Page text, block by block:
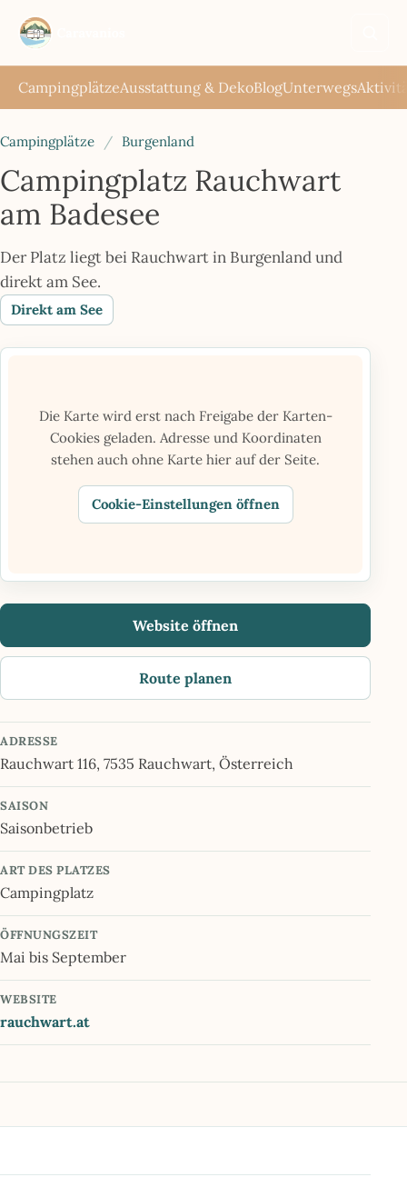
CampingplätzeAusstattung & DekoBlogUnterwegs
Campingplätze / Burgenland
Campingplatz Rauchwart
am Badesee
Der Platz liegt bei Rauchwart in Burgenland und
direkt am See.
Direkt am See
Die Karte wird erst nach Freigabe der Karten-
Cookies geladen. Adresse und Koordinaten
stehen auch ohne Karte hier auf der Seite.
Cookie-Einstellungen öffnen
Website öffnen
Route planen
ADRESSE
Rauchwart 116, 7535 Rauchwart, Österreich
SAISON
Saisonbetrieb
ART DES PLATZES
Campingplatz
ÖFFNUNGSZEIT
Mai bis September
WEBSITE
rauchwart.at